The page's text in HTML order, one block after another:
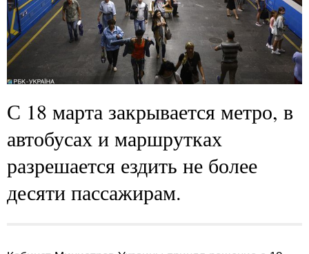
С 18 марта закрывается метро, в
автобусах и маршрутках
разрешается ездить не более
десяти пассажирам.